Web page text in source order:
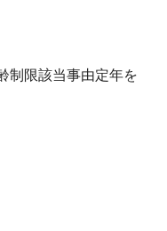
制限該当事由定年を